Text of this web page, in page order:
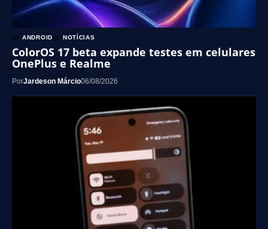
ANDROID NOTÍCIAS
ColorOS 17 beta expande testes em celulares
OnePlus e Realme
PorJardeson Márcio06/08/2026